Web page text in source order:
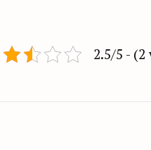
2.5/5 - (2